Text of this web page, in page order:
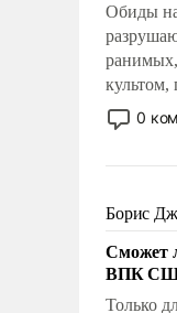
Обиды
культом,
отменяя
на себя
слабым,
0
Борис
Сможет
ВПК
Только